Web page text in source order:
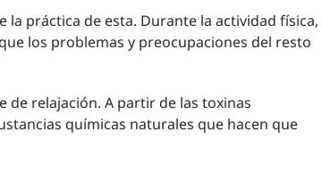
práctica de esta. Durante la actividad física,
los problemas y preocupaciones del resto
de relajación. A partir de las toxinas
químicas naturales que hacen que